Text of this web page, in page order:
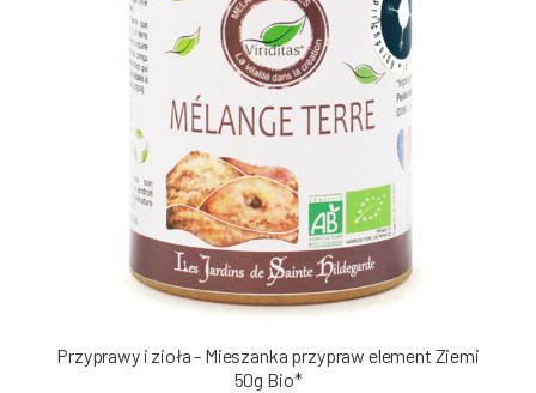
Przyprawy i zioła - Mieszanka przypraw element Ziemi
50g Bio*